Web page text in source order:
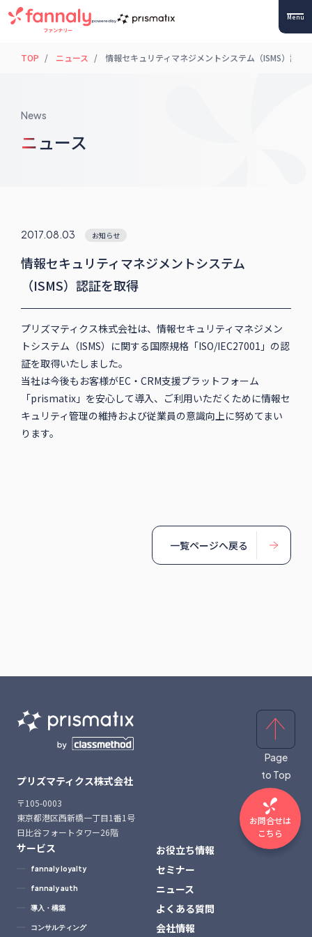
powered by Menu
TOP ニュース 情報セキュリティマネジメントシステム（ISMS）認証
News
ニュース
2017.08.03 お知らせ
情報セキュリティマネジメントシステム
（ISMS）認証を取得
プリズマティクス株式会社は、情報セキュリティマネジメン
トシステム（ISMS）に関する国際規格「ISO/IEC27001」の認
証を取得いたしました。
当社は今後もお客様がEC・CRM支援プラットフォーム
「prismatix」を安心して導入、ご利用いただくために情報セ
キュリティ管理の維持および従業員の意識向上に努めてまい
ります。
一覧ページへ戻る
プリズマティクス株式会社
〒105-0003
東京都港区西新橋一丁目1番1号
日比谷フォートタワー26階
サービス
fannaly loyalty
fannaly auth
導入・構築
コンサルティング
お役立ち情報
セミナー
ニュース
よくある質問
会社情報
Page
to Top
お問合せは
こちら